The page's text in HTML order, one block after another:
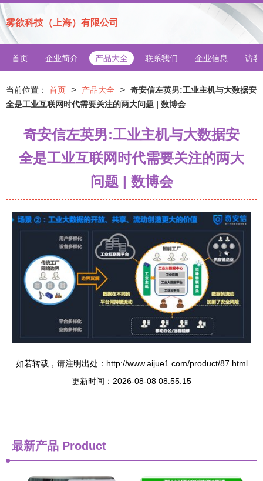
雾欲科技（上海）有限公司
首页 企业简介 产品大全 联系我们 企业信息 访客
当前位置： 首页 > 产品大全 > 奇安信左英男:工业主机与大数据安
全是工业互联网时代需要关注的两大问题 | 数博会
奇安信左英男:工业主机与大数据安
全是工业互联网时代需要关注的两大
问题 | 数博会
如若转载，请注明出处：http://www.aijue1.com/product/87.html
更新时间：2026-08-08 08:55:15
最新产品 Product